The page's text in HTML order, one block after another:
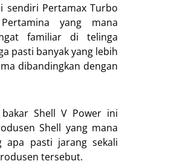
sendiri Pertamax Turbo
yang mana
familiar di telinga
pasti banyak yang lebih
dibandingkan dengan
Shell V Power ini
Shell yang mana
apa pasti jarang sekali
tersebut.